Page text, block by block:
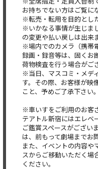
お持ちでない方はご覧に
※転売・転用を目的とし
※いかなる事情が生じま
の変更や払い戻しは出来
※場内でのカメラ（携帯
録画・録音等は、固くお
荷物検査を行う場合がご
※当日、マスコミ・メデ
す。その際、お客様が映
こと、予めご了承下さい。
※車いすをご利用のお客
テアトル新宿にはエレベ
ご鑑賞スペースがござい
は、前もって劇場までお
また、イベントの内容や
スからご移動いただく場
ください。